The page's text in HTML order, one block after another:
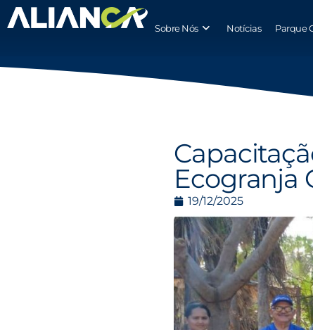
Sobre Nós Notícias Parque
Ecogranja
19/12/2025